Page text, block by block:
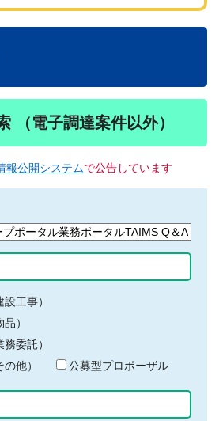
（電子調達案件以外）
報公開システムで公告しています
工事）
）
委託）
他）
公募型プロポーザル